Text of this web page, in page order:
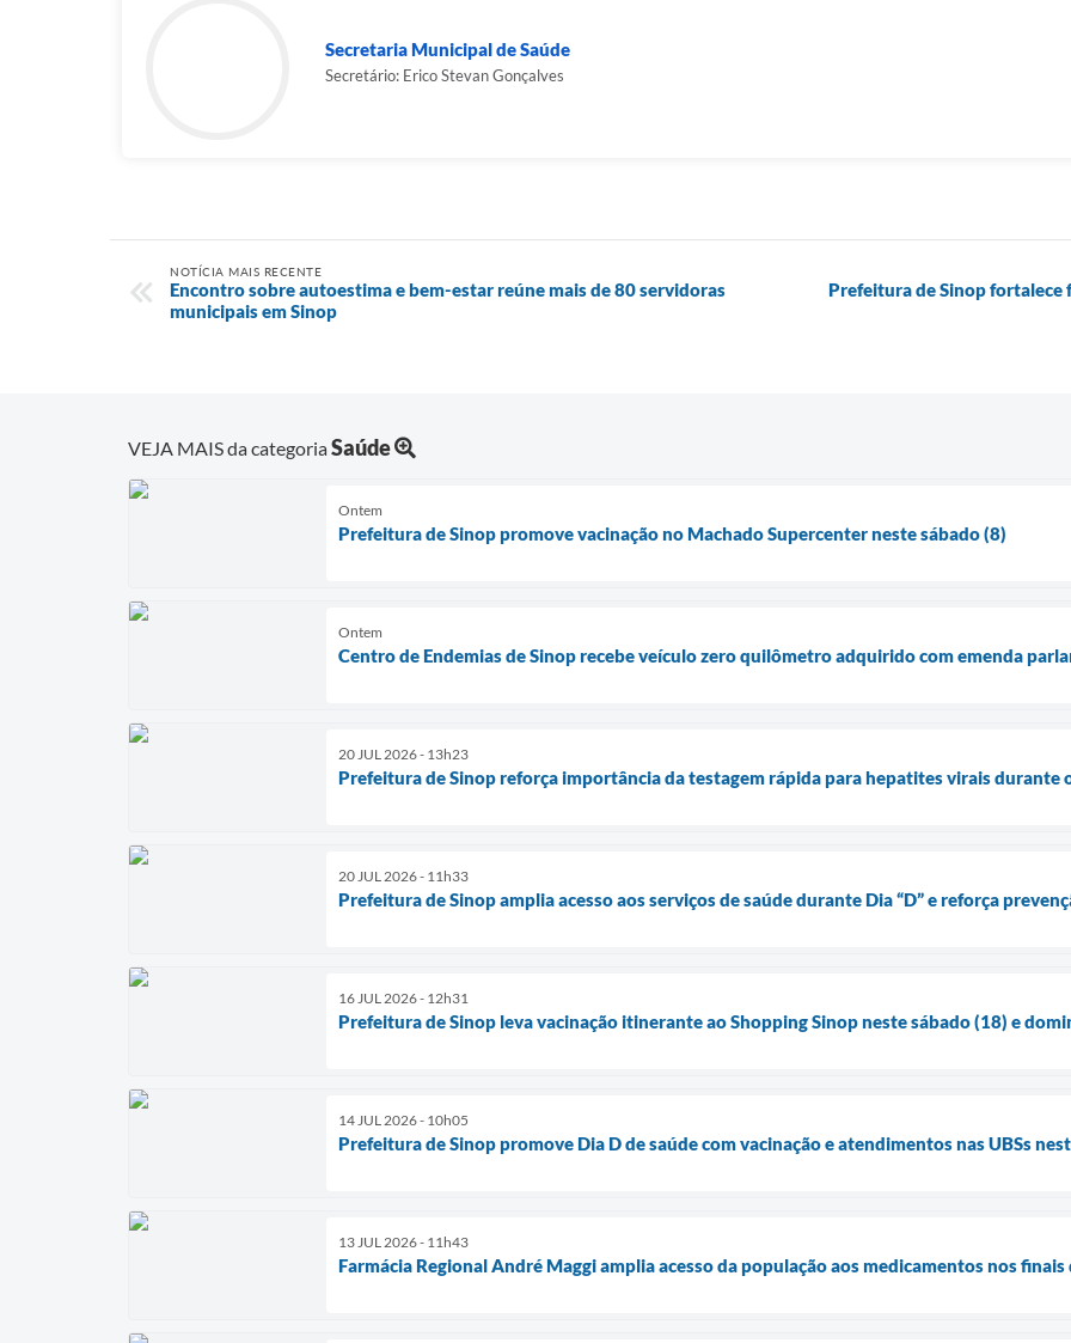
Secretaria Municipal de Saúde
Secretário: Erico Stevan Gonçalves
NOTÍCIA MAIS RECENTE
Encontro sobre autoestima e bem-estar reúne mais de 80 servidoras
municipais em Sinop
Prefeitura de Sinop fortalece
VEJA MAIS da categoriaSaúde
Ontem
Prefeitura de Sinop promove vacinação no Machado Supercenter neste sábado (8)
Ontem
Centro de Endemias de Sinop recebe veículo zero quilômetro adquirido com emenda
20 JUL 2026 - 13h23
Prefeitura de Sinop reforça importância da testagem rápida para hepatites virais durante
20 JUL 2026 - 11h33
Prefeitura de Sinop amplia acesso aos serviços de saúde durante Dia “D” e reforça
16 JUL 2026 - 12h31
Prefeitura de Sinop leva vacinação itinerante ao Shopping Sinop neste sábado (18) e
14 JUL 2026 - 10h05
Prefeitura de Sinop promove Dia D de saúde com vacinação e atendimentos nas UBSs
13 JUL 2026 - 11h43
Farmácia Regional André Maggi amplia acesso da população aos medicamentos nos finais